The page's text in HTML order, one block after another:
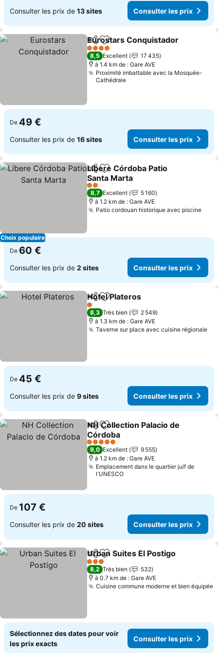
Consulter les prix de 13 sites Consulter les prix
PartagerAjouter à mes favoris
Eurostars Conquistador
4 Étoiles
8,5 Excellent
17 435
à 1.4 km de : Gare AVE
Proximité imbattable avec la Mosquée-
Cathédrale
De 49 €
Consulter les prix de 16 sites Consulter les prix
Choix populaire
PartagerAjouter à mes favoris
Líbere Córdoba Patio
Santa Marta
2 Étoiles
8,7 Excellent
5 160
à 1.2 km de : Gare AVE
Patio cordouan historique avec piscine
De 60 €
Consulter les prix de 2 sites Consulter les prix
PartagerAjouter à mes favoris
Hotel Plateros
1 Étoiles
8,3 Très bien
2 549
à 1.3 km de : Gare AVE
Taverne sur place avec cuisine régionale
De 45 €
Consulter les prix de 9 sites Consulter les prix
PartagerAjouter à mes favoris
NH Collection Palacio de
Córdoba
5 Étoiles
9,0 Excellent
9 555
à 1.2 km de : Gare AVE
Emplacement dans le quartier juif de
l'UNESCO
De 107 €
Consulter les prix de 20 sites Consulter les prix
PartagerAjouter à mes favoris
Urban Suites El Postigo
3 Étoiles
8,2 Très bien
532
à 0.7 km de : Gare AVE
Cuisine commune moderne et bien équipée
Sélectionnez des dates pour voir
les prix exacts
Consulter les prix